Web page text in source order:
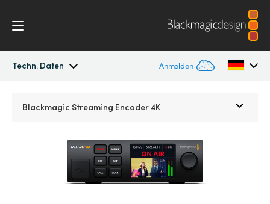
Techn. Daten Anmelden
Austria
Blackmagic Streaming Encoder 4K